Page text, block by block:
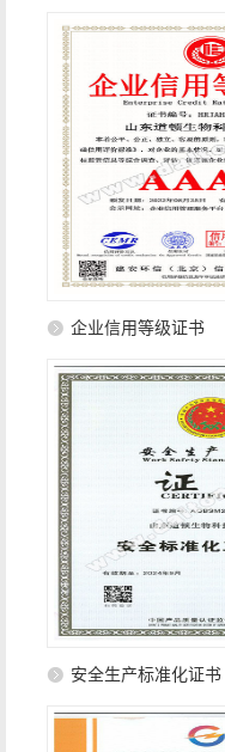
企业信用等级证书
安全生产标准化证书